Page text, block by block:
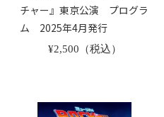
チャー』東京公演 プログラ
ム 2025年4月発行
¥2,500（税込）